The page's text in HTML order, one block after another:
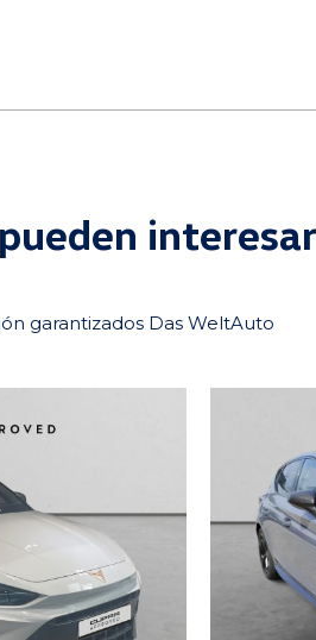
interesar
garantizados Das WeltAuto